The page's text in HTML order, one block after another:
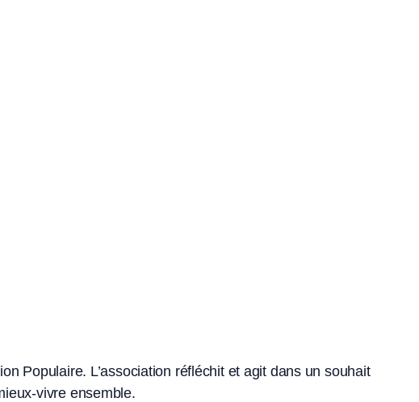
Populaire. L’association réfléchit et agit dans un souhait
vivre ensemble.